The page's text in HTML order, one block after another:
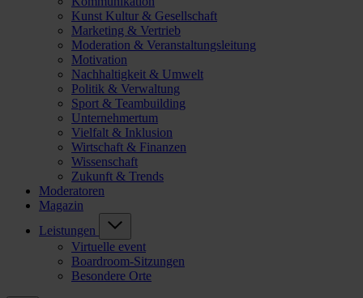
Kunst Kultur & Gesellschaft
Marketing & Vertrieb
Moderation & Veranstaltungsleitung
Motivation
Nachhaltigkeit & Umwelt
Politik & Verwaltung
Sport & Teambuilding
Unternehmertum
Vielfalt & Inklusion
Wirtschaft & Finanzen
Wissenschaft
Zukunft & Trends
Moderatoren
Magazin
Leistungen
Virtuelle event
Boardroom-Sitzungen
Besondere Orte